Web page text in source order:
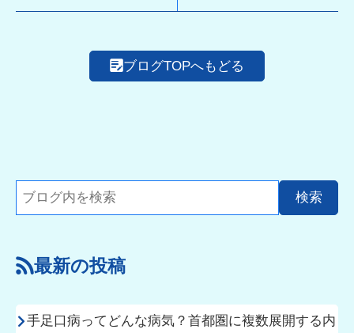
ブログTOPへもどる
最新の投稿
手足口病ってどんな病気？首都圏に複数展開する内